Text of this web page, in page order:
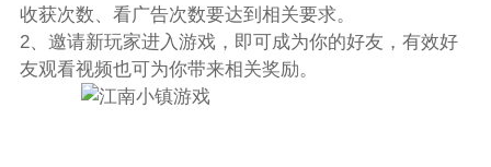
收获次数、看广告次数要达到相关要求。
2、邀请新玩家进入游戏，即可成为你的好友，有效好
友观看视频也可为你带来相关奖励。